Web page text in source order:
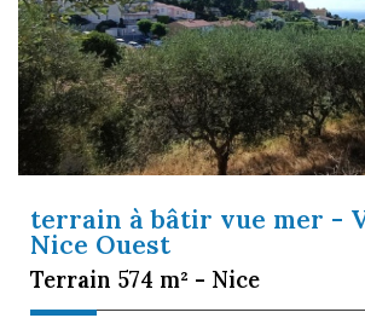
terrain à bâtir vue mer -
Nice Ouest
Terrain 574 m² - Nice